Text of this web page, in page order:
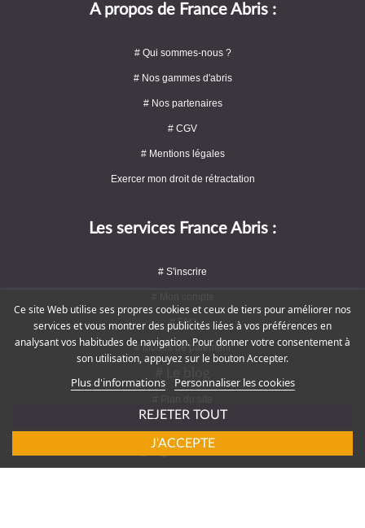
A propos de France Abris :
# Qui sommes-nous ?
# Nos gammes d'abris
# Nos partenaires
# CGV
# Mentions légales
Exercer mon droit de rétractation
Les services France Abris :
# S'inscrire
# FAQ
# Modes de paiement
Rejoignez-nous !
Ce site Web utilise ses propres cookies et ceux de tiers pour améliorer nos
services et vous montrer des publicités liées à vos préférences en
analysant vos habitudes de navigation. Pour donner votre consentement à
son utilisation, appuyez sur le bouton Accepter.
Plus d'informations Personnaliser les cookies
REJETER TOUT
J'ACCEPTE